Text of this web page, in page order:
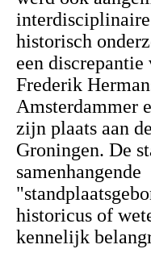
historisch
een
Frederik
Amsterdammer
zijn plaats aan
Groningen. De
samenhangende
historicus of
kennelijk